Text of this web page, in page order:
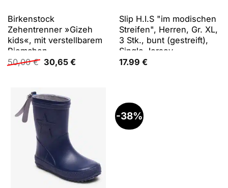
Birkenstock
Zehentrenner »Gizeh
kids«, mit verstellbarem
Riemchen
50,00€ Ursprünglicher
Preis
30,65 €Aktueller
Slip H.I.S "im modischen
Streifen", Herren, Gr. XL,
3 Stk., bunt (gestreift),
Single Jersey,
Obermaterial: 92%
Slip
17.99 €
-38%